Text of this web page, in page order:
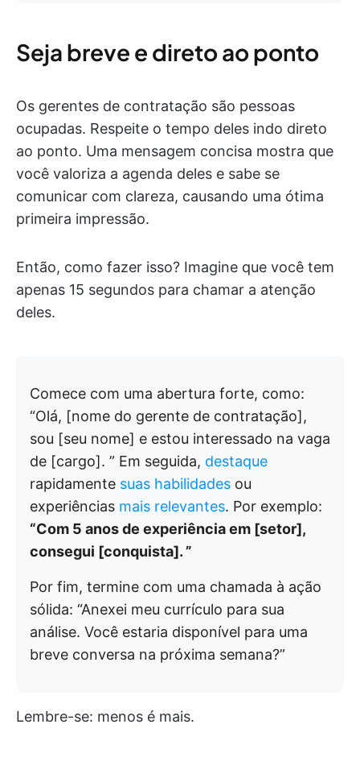
Seja breve e direto ao ponto
Os gerentes de contratação são pessoas
ocupadas. Respeite o tempo deles indo direto
ao ponto. Uma mensagem concisa mostra que
você valoriza a agenda deles e sabe se
comunicar com clareza, causando uma ótima
primeira impressão.
Então, como fazer isso? Imagine que você tem
apenas 15 segundos para chamar a atenção
deles.
Comece com uma abertura forte, como:
“Olá, [nome do gerente de contratação],
sou [seu nome] e estou interessado na vaga
de [cargo]. ” Em seguida, destaque
rapidamente suas habilidades ou
experiências mais relevantes. Por exemplo:
“Com 5 anos de experiência em [setor],
consegui [conquista]. ”
Por fim, termine com uma chamada à ação
sólida: “Anexei meu currículo para sua
análise. Você estaria disponível para uma
breve conversa na próxima semana?”
Lembre-se: menos é mais.